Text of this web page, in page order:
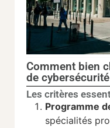
Comment bien
de
Les critères
Programme
spécialités